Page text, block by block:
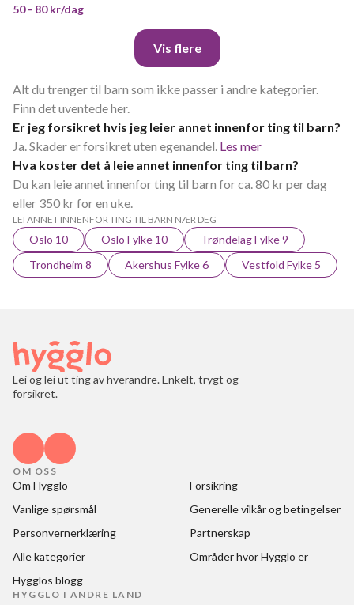
50 - 80 kr/dag
Vis flere
Alt du trenger til barn som ikke passer i andre kategorier.
Finn det uventede her.
Er jeg forsikret hvis jeg leier annet innenfor ting til barn?
Ja. Skader er forsikret uten egenandel. Les mer
Hva koster det å leie annet innenfor ting til barn?
Du kan leie annet innenfor ting til barn for ca. 80 kr per dag
eller 350 kr for en uke.
LEI ANNET INNENFOR TING TIL BARN NÆR DEG
Oslo 10 Oslo Fylke 10
Trøndelag Fylke 9
Trondheim 8
Akershus Fylke 6 Vestfold Fylke 5
Lei og lei ut ting av hverandre. Enkelt, trygt og
forsikret.
OM OSS
Om Hygglo
Forsikring
Vanlige spørsmål
Generelle vilkår og betingelser
Personvernerklæring
Partnerskap
Alle kategorier
Områder hvor Hygglo er
Hygglos blogg
HYGGLO I ANDRE LAND